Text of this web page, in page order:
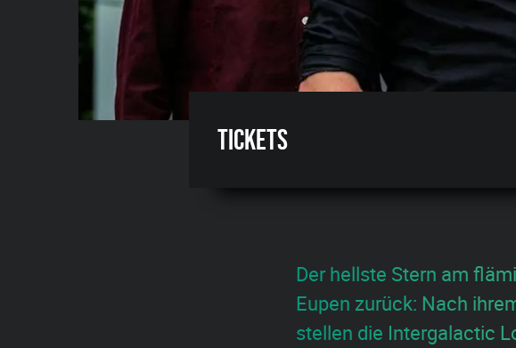
Tickets
Der hellste Stern am
Eupen zurück: Nach
stellen die Intergalactic